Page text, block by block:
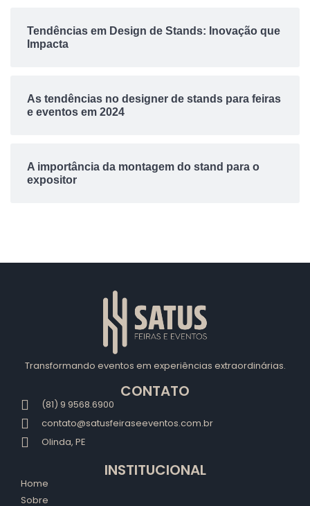
Tendências em Design de Stands: Inovação que
Impacta
As tendências no designer de stands para feiras
e eventos em 2024
A importância da montagem do stand para o
expositor
Transformando eventos em experiências extraordinárias.
CONTATO
(81) 9 9568.6900
contato@satusfeiraseeventos.com.br
Olinda, PE
INSTITUCIONAL
Home
Sobre